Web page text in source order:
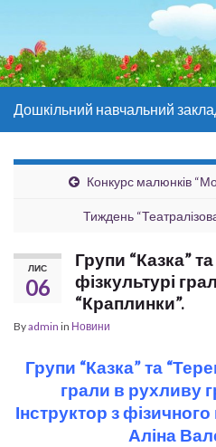
Дошкільний навчальний
Конкурс малюнків
Тиждень
ЛИС
06
Групи “Казка”
фізкультурі
“Краплинки”.
Byadmin in Новини
Групи “Казка” та
грали в рухливу
Інструктор з
Аліна